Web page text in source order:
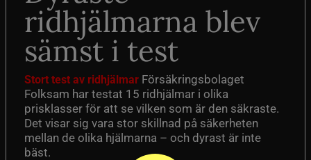
ridhjälmarna blev
sämst i test
Stort test av ridhjälmar Försäkringsbolaget
Folksam har testat 15 ridhjälmar i olika
prisklasser för att se vilken som är den säkraste.
Det visar sig vara stor skillnad på säkerheten
mellan de olika hjälmarna – och dyrast är inte
bäst.